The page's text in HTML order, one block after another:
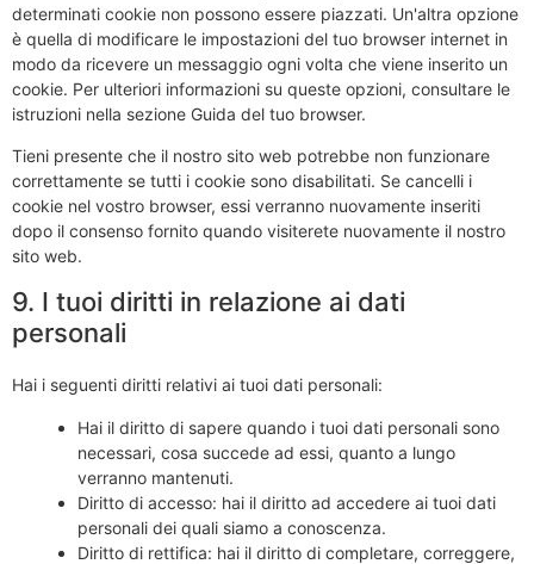
determinati cookie non possono essere piazzati. Un'altra opzione
è quella di modificare le impostazioni del tuo browser internet in
modo da ricevere un messaggio ogni volta che viene inserito un
cookie. Per ulteriori informazioni su queste opzioni, consultare le
istruzioni nella sezione Guida del tuo browser.
Tieni presente che il nostro sito web potrebbe non funzionare
correttamente se tutti i cookie sono disabilitati. Se cancelli i
cookie nel vostro browser, essi verranno nuovamente inseriti
dopo il consenso fornito quando visiterete nuovamente il nostro
sito web.
9. I tuoi diritti in relazione ai dati
personali
Hai i seguenti diritti relativi ai tuoi dati personali:
Hai il diritto di sapere quando i tuoi dati personali sono
necessari, cosa succede ad essi, quanto a lungo
verranno mantenuti.
Diritto di accesso: hai il diritto ad accedere ai tuoi dati
personali dei quali siamo a conoscenza.
Diritto di rettifica: hai il diritto di completare, correggere,